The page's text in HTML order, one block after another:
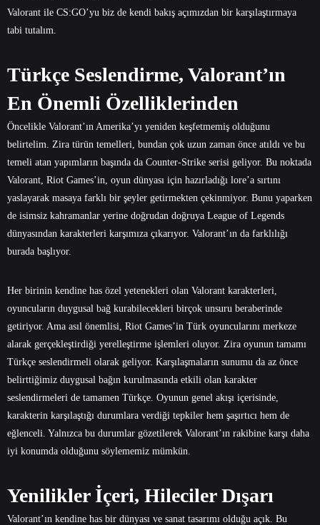
Valorant ile CS:GO’yu biz de kendi bakış açımızdan bir karşılaştırmaya
tabi tutalım.
Türkçe Seslendirme, Valorant’ın
En Önemli Özelliklerinden
Öncelikle Valorant’ın Amerika’yı yeniden keşfetmemiş olduğunu
belirtelim. Zira türün temelleri, bundan çok uzun zaman önce atıldı ve bu
temeli atan yapımların başında da Counter-Strike serisi geliyor. Bu noktada
Valorant, Riot Games’in, oyun dünyası için hazırladığı lore’a sırtını
yaslayarak masaya farklı bir şeyler getirmekten çekinmiyor. Bunu yaparken
de isimsiz kahramanlar yerine doğrudan doğruya League of Legends
dünyasından karakterleri karşımıza çıkarıyor. Valorant’ın da farklılığı
burada başlıyor.
Her birinin kendine has özel yetenekleri olan Valorant karakterleri,
oyuncuların duygusal bağ kurabilecekleri birçok unsuru beraberinde
getiriyor. Ama asıl önemlisi, Riot Games’in Türk oyuncularını merkeze
alarak gerçekleştirdiği yerelleştirme işlemleri oluyor. Zira oyunun tamamı
Türkçe seslendirmeli olarak geliyor. Karşılaşmaların sunumu da az önce
belirttiğimiz duygusal bağın kurulmasında etkili olan karakter
seslendirmeleri de tamamen Türkçe. Oyunun genel akışı içerisinde,
karakterin karşılaştığı durumlara verdiği tepkiler hem şaşırtıcı hem de
eğlenceli. Yalnızca bu durumlar gözetilerek Valorant’ın rakibine karşı daha
iyi konumda olduğunu söylememiz mümkün.
Yenilikler İçeri, Hileciler Dışarı
Valorant’ın kendine has bir dünyası ve sanat tasarımı olduğu açık. Bu